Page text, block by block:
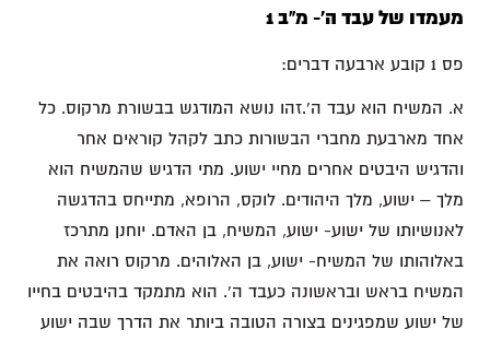
מעמדו של עבד ה'- מ"ב 1
פס 1 קובע ארבעה דברים:
א. המשיח הוא עבד ה'.זהו נושא המודגש בבשורת מרקוס. כל
אחד מארבעת מחברי הבשורות כתב לקהל קוראים אחר
והדגיש היבטים אחרים מחיי ישוע. מתי הדגיש שהמשיח הוא
מלך – ישוע, מלך היהודים. לוקס, הרופא, מתייחס בהדגשה
לאנושיותו של ישוע- ישוע, המשיח, בן האדם. יוחנן מתרכז
באלוהותו של המשיח- ישוע, בן האלוהים. מרקוס רואה את
המשיח בראש ובראשונה כעבד ה'. הוא מתמקד בהיבטים בחייו
של ישוע שמפגינים בצורה הטובה ביותר את הדרך שבה ישוע